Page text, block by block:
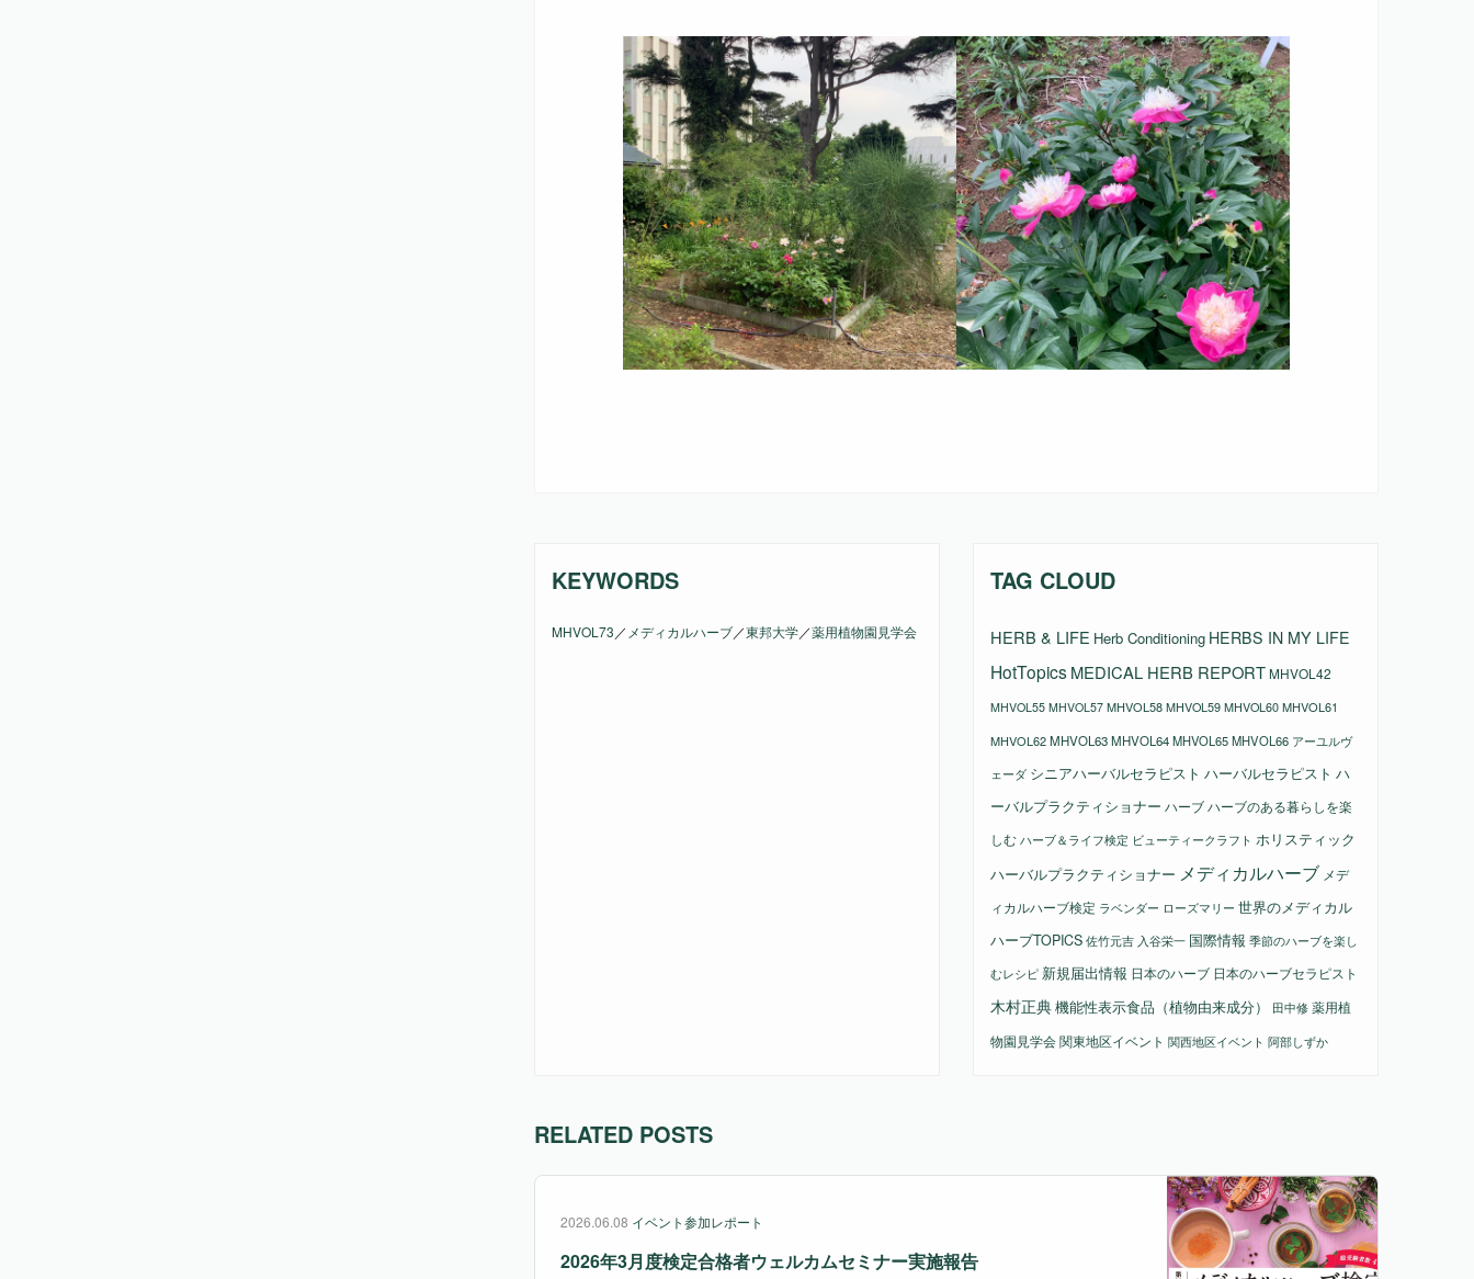
KEYWORDS
MHVOL73 ／ メディカルハーブ／東邦大学／薬用植物園見学会
TAG CLOUD
HERB & LIFE Herb Conditioning HERBS IN MY LIFE
HotTopics MEDICAL HERB REPORTMHVOL42
MHVOL55 MHVOL57 MHVOL58 MHVOL59 MHVOL60 MHVOL61
MHVOL62MHVOL63MHVOL64MHVOL65MHVOL66 アーユルヴ
ェーダ シニアハーバルセラピスト ハーバルセラピスト ハ
ーバルプラクティショナー ハーブハーブのある暮らしを楽
しむ ハーブ＆ライフ検定 ビューティークラフト ホリスティック
ハーバルプラクティショナー メディカルハーブ メデ
ィカルハーブ検定 ラベンダー ローズマリー 世界のメディカル
ハーブTOPICS佐竹元吉 入谷栄一 国際情報 季節のハーブを楽し
むレシピ 新規届出情報 日本のハーブ 日本のハーブセラピスト
木村正典機能性表示食品（植物由来成分） 田中修 薬用植
物園見学会関東地区イベント 関西地区イベント 阿部しずか
RELATED POSTS
2026.06.08 イベント参加レポート
2026年3月度検定合格者ウェルカムセミナー実施報告